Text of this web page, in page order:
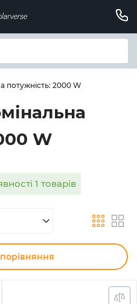
потужність: 2000 W
W
1 товарів